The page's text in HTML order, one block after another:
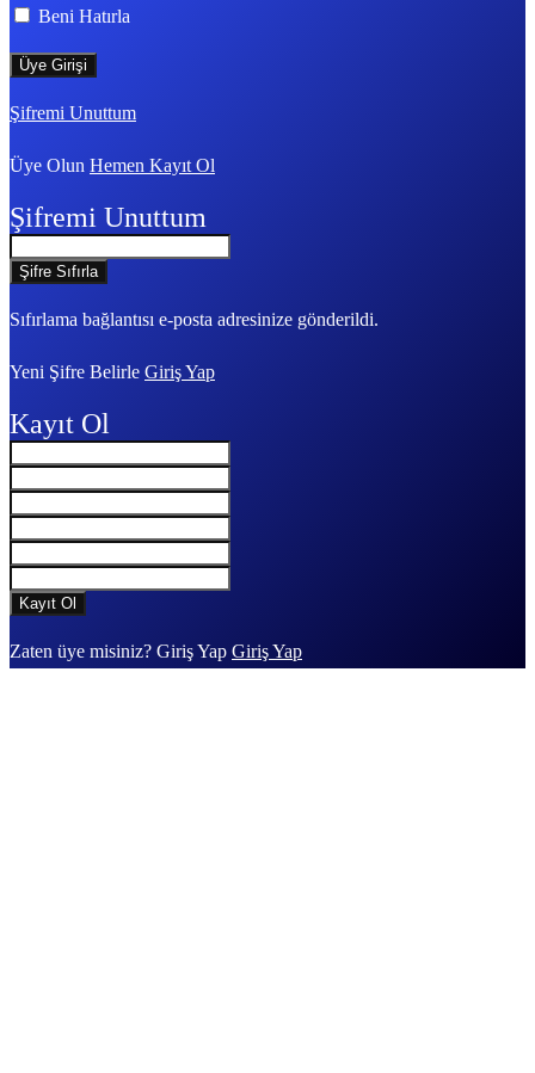
Beni Hatırla
Şifremi Unuttum
Üye Olun Hemen Kayıt Ol
Şifremi Unuttum
Sıfırlama bağlantısı e-posta adresinize gönderildi.
Yeni Şifre Belirle Giriş Yap
Kayıt Ol
Zaten üye misiniz? Giriş Yap Giriş Yap